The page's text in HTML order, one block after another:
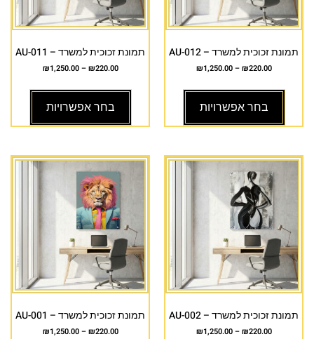
תמונת זכוכית למשרד – AU-012
₪220.00
–
₪1,250.00
בחר אפשרויות
תמונת זכוכית למשרד – AU-011
₪220.00
–
₪1,250.00
בחר אפשרויות
תמונת זכוכית למשרד – AU-002
₪220.00
–
₪1,250.00
תמונת זכוכית למשרד – AU-001
₪220.00
–
₪1,250.00